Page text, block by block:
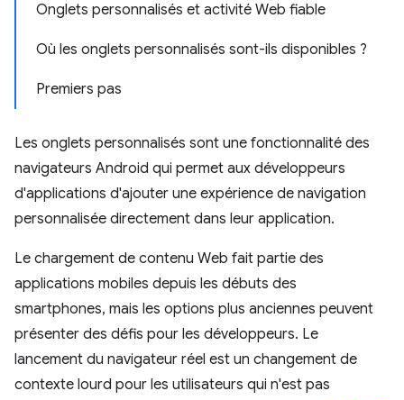
Onglets personnalisés et activité Web fiable
Où les onglets personnalisés sont-ils disponibles ?
Premiers pas
Les onglets personnalisés sont une fonctionnalité des
navigateurs Android qui permet aux développeurs
d'applications d'ajouter une expérience de navigation
personnalisée directement dans leur application.
Le chargement de contenu Web fait partie des
applications mobiles depuis les débuts des
smartphones, mais les options plus anciennes peuvent
présenter des défis pour les développeurs. Le
lancement du navigateur réel est un changement de
contexte lourd pour les utilisateurs qui n'est pas